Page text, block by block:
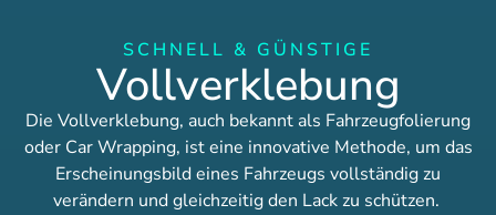
SCHNELL & GÜNSTIGE
Vollverklebung
Die Vollverklebung, auch bekannt als Fahrzeugfolierung
oder Car Wrapping, ist eine innovative Methode, um das
Erscheinungsbild eines Fahrzeugs vollständig zu
verändern und gleichzeitig den Lack zu schützen.